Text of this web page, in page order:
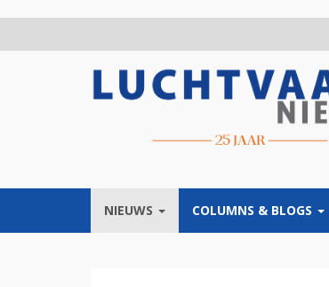
NIEUWS COLUMNS & BLOGS